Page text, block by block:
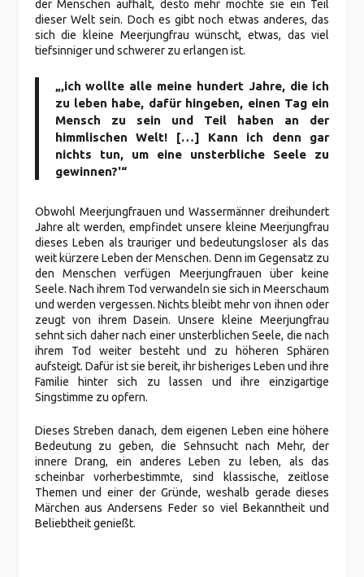
der Menschen aufhält, desto mehr möchte sie ein Teil
dieser Welt sein. Doch es gibt noch etwas anderes, das
sich die kleine Meerjungfrau wünscht, etwas, das viel
tiefsinniger und schwerer zu erlangen ist.
„‚ich wollte alle meine hundert Jahre, die ich
zu leben habe, dafür hingeben, einen Tag ein
Mensch zu sein und Teil haben an der
himmlischen Welt! […] Kann ich denn gar
nichts tun, um eine unsterbliche Seele zu
gewinnen?'“
Obwohl Meerjungfrauen und Wassermänner dreihundert
Jahre alt werden, empfindet unsere kleine Meerjungfrau
dieses Leben als trauriger und bedeutungsloser als das
weit kürzere Leben der Menschen. Denn im Gegensatz zu
den Menschen verfügen Meerjungfrauen über keine
Seele. Nach ihrem Tod verwandeln sie sich in Meerschaum
und werden vergessen. Nichts bleibt mehr von ihnen oder
zeugt von ihrem Dasein. Unsere kleine Meerjungfrau
sehnt sich daher nach einer unsterblichen Seele, die nach
ihrem Tod weiter besteht und zu höheren Sphären
aufsteigt. Dafür ist sie bereit, ihr bisheriges Leben und ihre
Familie hinter sich zu lassen und ihre einzigartige
Singstimme zu opfern.
Dieses Streben danach, dem eigenen Leben eine höhere
Bedeutung zu geben, die Sehnsucht nach Mehr, der
innere Drang, ein anderes Leben zu leben, als das
scheinbar vorherbestimmte, sind klassische, zeitlose
Themen und einer der Gründe, weshalb gerade dieses
Märchen aus Andersens Feder so viel Bekanntheit und
Beliebtheit genießt.